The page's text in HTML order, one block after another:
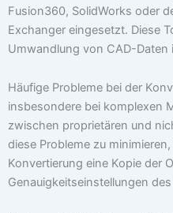
Fusion360, SolidWorks oder
Exchanger eingesetzt. Diese
Umwandlung von CAD-Daten
Häufige Probleme bei der
insbesondere bei komplexen
zwischen proprietären und
diese Probleme zu
Konvertierung eine Kopie der
Genauigkeitseinstellungen